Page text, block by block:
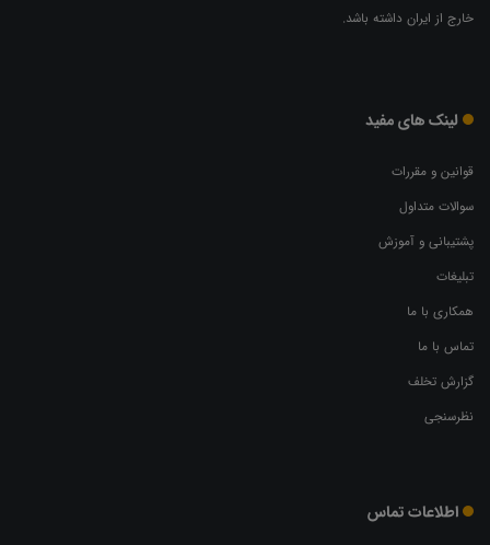
خارج از ایران داشته باشد.
لینک های مفید
قوانین و مقررات
سوالات متداول
پشتیبانی و آموزش
تبلیغات
همکاری با ما
تماس با ما
گزارش تخلف
نظرسنجی
اطلاعات تماس